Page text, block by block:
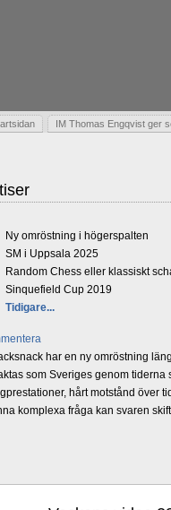
IM Thomas Engqvist ger
Ny omröstning i högerspalten
SM i Uppsala 2025
Random Chess eller klassiskt
Sinquefield Cup 2019
Tidigare...
har en ny omröstning
som Sveriges genom
hårt motstånd över
komplexa fråga kan svaren